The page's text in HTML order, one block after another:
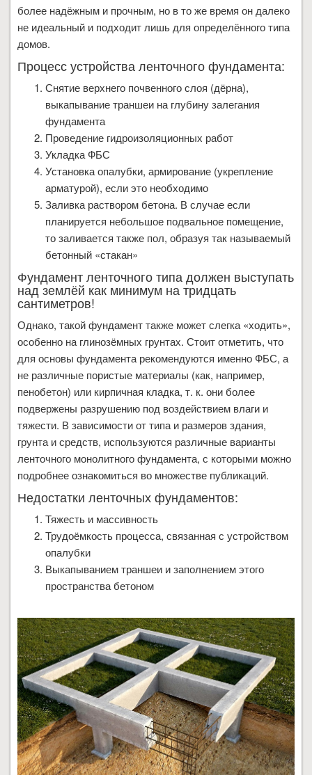
более надёжным и прочным, но в то же время он далеко
не идеальный и подходит лишь для определённого типа
домов.
Процесс устройства ленточного фундамента:
Снятие верхнего почвенного слоя (дёрна),
выкапывание траншеи на глубину залегания
фундамента
Проведение гидроизоляционных работ
Укладка ФБС
Установка опалубки, армирование (укрепление
арматурой), если это необходимо
Заливка раствором бетона. В случае если
планируется небольшое подвальное помещение,
то заливается также пол, образуя так называемый
бетонный «стакан»
Фундамент ленточного типа должен выступать
над землёй как минимум на тридцать
сантиметров!
Однако, такой фундамент также может слегка «ходить»,
особенно на глинозёмных грунтах. Стоит отметить, что
для основы фундамента рекомендуются именно ФБС, а
не различные пористые материалы (как, например,
пенобетон) или кирпичная кладка, т. к. они более
подвержены разрушению под воздействием влаги и
тяжести. В зависимости от типа и размеров здания,
грунта и средств, используются различные варианты
ленточного монолитного фундамента, с которыми можно
подробнее ознакомиться во множестве публикаций.
Недостатки ленточных фундаментов:
Тяжесть и массивность
Трудоёмкость процесса, связанная с устройством
опалубки
Выкапыванием траншеи и заполнением этого
пространства бетоном